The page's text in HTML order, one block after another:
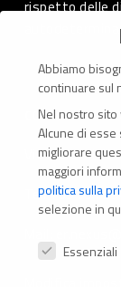
rispetto delle
CONTATTI
Via Marconi
Tel. +39 051
Abbiamo
continuare sul
Nel nostro
Alcune di
migliorare
maggiori
politica sulla
selezione in
Preferenze
Essenziali